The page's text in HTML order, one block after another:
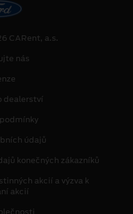
CARent, a.s.
nás
dealerství
údajů
konečných zákazníků
akcií a výzva k
akcií